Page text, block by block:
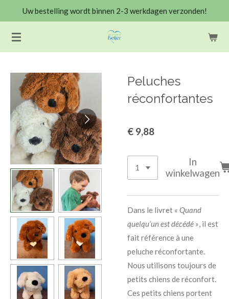
naar
de
Uw bestelling wordt binnen 2-3 werkdagen verzonden!
Peluches
réconfortantes
€ 9,88
In
winkelwagen
Dans le livret « Quand
quelqu’un est décédé », il est
fait référence à une
peluche réconfortante.
Nous utilisons toujours de
petits chiens de réconfort.
Ces petits chiens portent